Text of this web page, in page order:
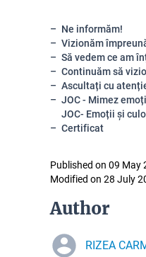
Ne informăm!
Vizionăm
Să vedem ce am
Continuăm să
Ascultați cu
JOC - Mimez
JOC- Emoții și
Certificat
Published on 09 May
Modified on 28 July
Author
RIZEA